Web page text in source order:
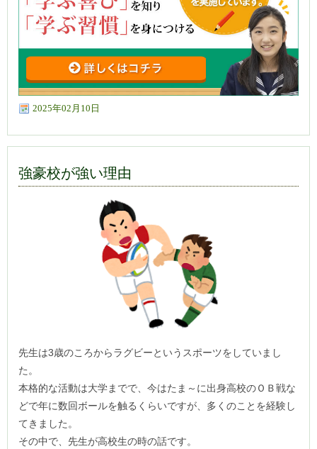
2025年02月10日
強豪校が強い理由
先生は3歳のころからラグビーというスポーツをしていまし
た。
本格的な活動は大学までで、今はたま～に出身高校のＯＢ戦な
どで年に数回ボールを触るくらいですが、多くのことを経験し
てきました。
その中で、先生が高校生の時の話です。